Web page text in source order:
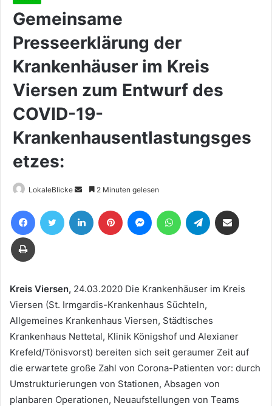
Gemeinsame
Presseerklärung der
Krankenhäuser im Kreis
Viersen zum Entwurf des
COVID-19-
Krankenhausentlastungsges
etzes:
LokaleBlicke
Sende
eine
E-
2 Minuten gelesen
FacebookTwitter LinkedIn Pinterest MessengerWhatsAppTelegram
Drucken
Kreis Viersen, 24.03.2020 Die Krankenhäuser im Kreis
Viersen (St. Irmgardis-Krankenhaus Süchteln,
Allgemeines Krankenhaus Viersen, Städtisches
Krankenhaus Nettetal, Klinik Königshof und Alexianer
Krefeld/Tönisvorst) bereiten sich seit geraumer Zeit auf
die erwartete große Zahl von Corona-Patienten vor: durch
Umstrukturierungen von Stationen, Absagen von
planbaren Operationen, Neuaufstellungen von Teams